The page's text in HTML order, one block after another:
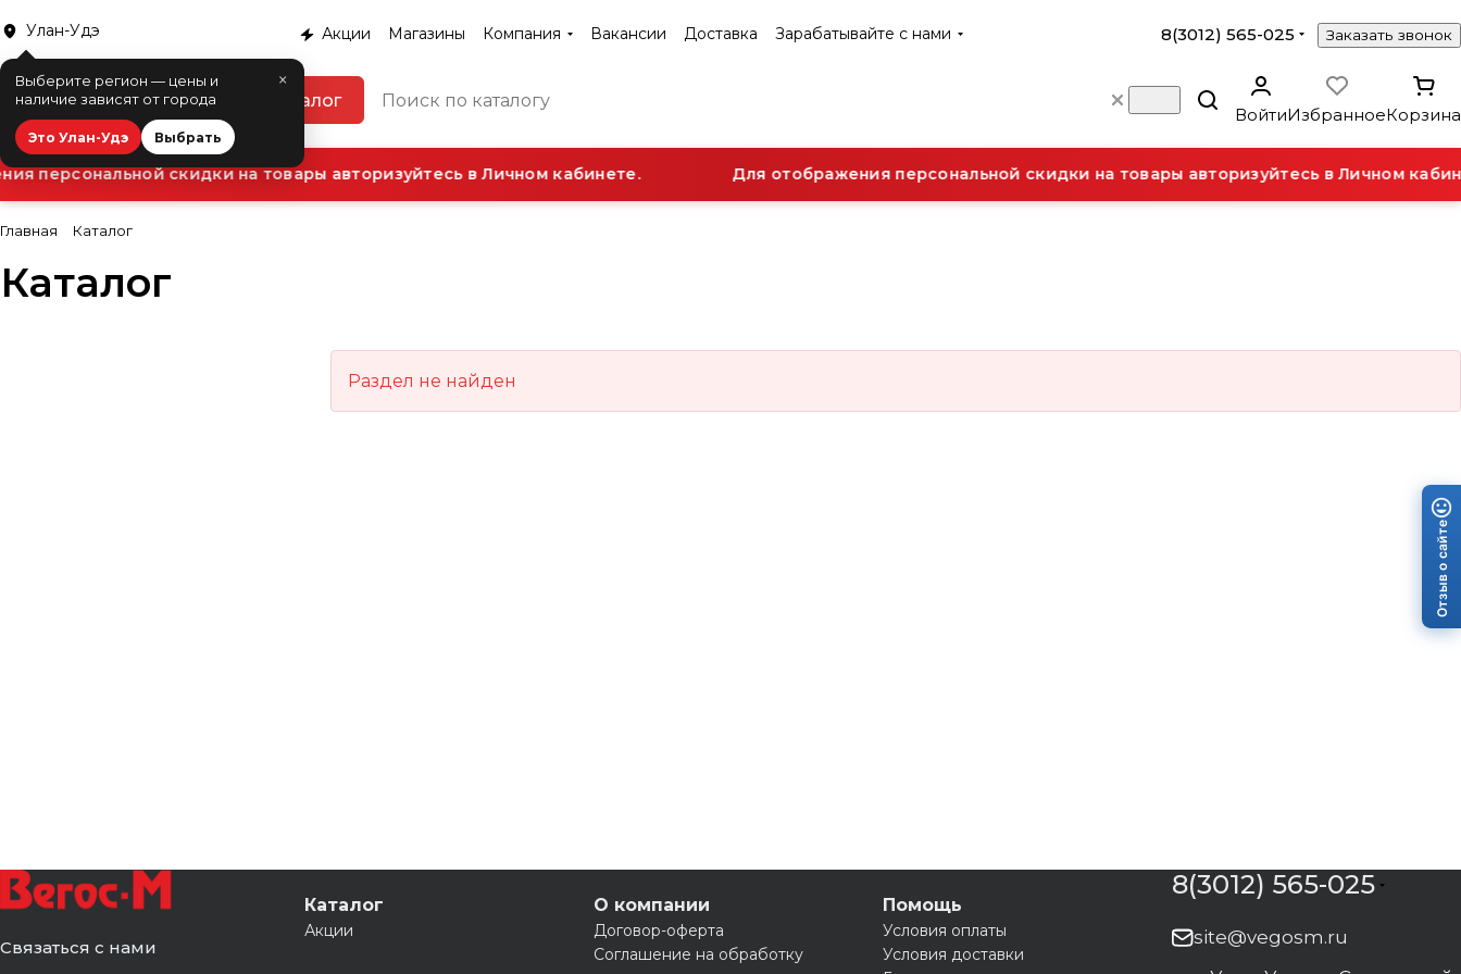
Улан-Удэ
×
Выберите регион — цены и
наличие зависят от города
Это Улан-Удэ Выбрать
Акции Магазины Компания Вакансии Доставка Зарабатывайте с нами 8(3012) 565-025 Заказать звонок
Каталог
ВойтиИзбранноеКорзина
персональной скидки на товары авторизуйтесь в Личном кабинете. Для отображения персональной скидки на товары авторизуйтесь в Личном
Главная Каталог
Каталог
Раздел не найден
Связаться с нами
Каталог
Акции
О компании
Договор-оферта
Соглашение на обработку
Помощь
Условия оплаты
Условия доставки
8(3012) 565-025
site@vegosm.ru
Отзыв о сайте